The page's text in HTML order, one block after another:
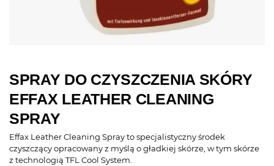
SPRAY DO CZYSZCZENIA SKÓRY
EFFAX LEATHER CLEANING
SPRAY
Effax Leather Cleaning Spray to specjalistyczny środek
czyszczący opracowany z myślą o gładkiej skórze, w tym skórze
z technologią TFL Cool System.